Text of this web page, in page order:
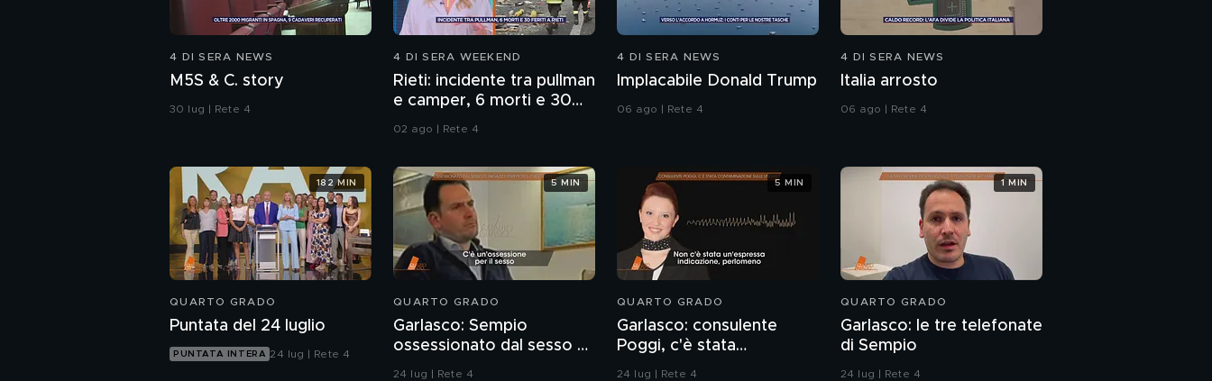
4 DI SERA NEWS
M5S & C. story
30 lug | Rete 4
4 DI SERA WEEKEND
Rieti: incidente tra pullman
e camper, 6 morti e 30
02 ago | Rete 4
4 DI SERA NEWS
Implacabile Donald Trump
06 ago | Rete 4
4 DI SERA NEWS
Italia arrosto
06 ago | Rete 4
QUARTO GRADO
Puntata del 24 luglio
PUNTATA INTERA 24 lug | Rete 4
182 MIN
QUARTO GRADO
Garlasco: Sempio
ossessionato dal sesso o
ragazzo rispettoso?
24 lug | Rete 4
5 MIN
QUARTO GRADO
Garlasco: consulente
Poggi, c'è stata
contaminazione sulle
24 lug | Rete 4
5 MIN
QUARTO GRADO
Garlasco: le tre telefonate
di Sempio
24 lug | Rete 4
1 MIN